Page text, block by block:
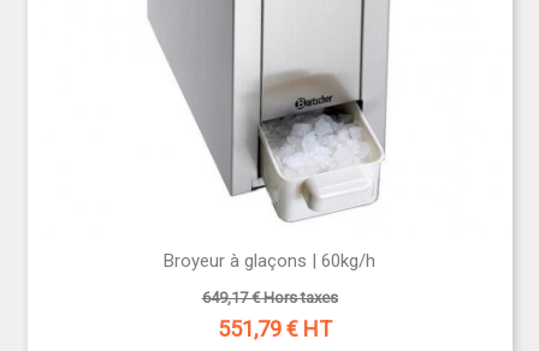
Broyeur à glaçons | 60kg/h
649,17 € Hors taxes
551,79€ HT